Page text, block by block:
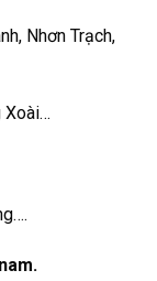
Nhơn Trạch,
Xoài…